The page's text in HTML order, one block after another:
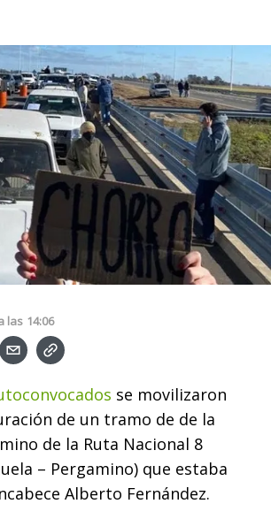
las 14:06
se movilizaron
de un tramo de de la
de la Ruta Nacional 8
– Pergamino) que estaba
Alberto Fernández.